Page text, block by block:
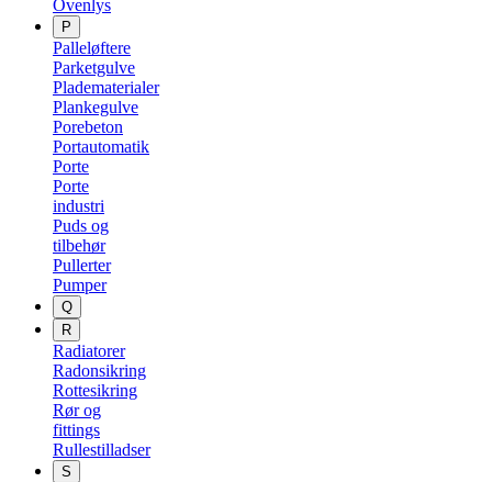
Ovenlys
P
Palleløftere
Parketgulve
Pladematerialer
Plankegulve
Porebeton
Portautomatik
Porte
Porte
industri
Puds og
tilbehør
Pullerter
Pumper
Q
R
Radiatorer
Radonsikring
Rottesikring
Rør og
fittings
Rullestilladser
S